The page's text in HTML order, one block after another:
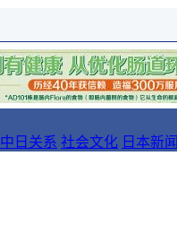
中日关系 社会文化 日本新闻